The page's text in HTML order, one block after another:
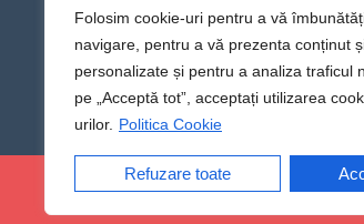
Folosim cookie-uri pentru a vă
navigare, pentru a vă prezenta conținut
personalizate și pentru a analiza traficul
pe „Acceptă tot”, acceptați utilizarea
urilor. Politica Cookie
Refuzare toate
@Sens TV | Dă sens omului